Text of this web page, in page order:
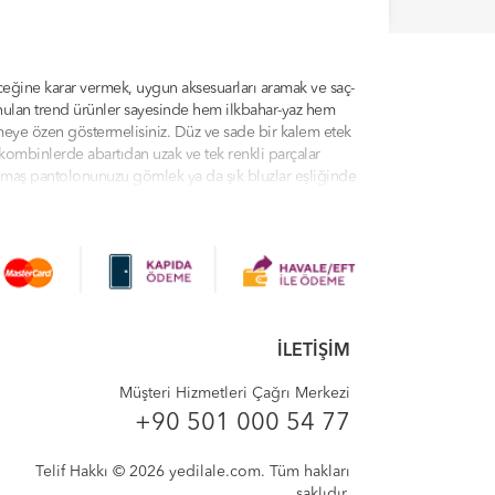
karar vermek, uygun aksesuarları aramak ve saç-
trend ürünler sayesinde hem ilkbahar-yaz hem
özen göstermelisiniz. Düz ve sade bir kalem etek
abartıdan uzak ve tek renkli parçalar
pantolonunuzu gömlek ya da şık bluzlar eşliğinde
kategorilerinde sunulan ürünler arasından
profesyonel müşteri hizmetleri, indirim teklifleri ve
verici kıyafetleri biraz aksesuarla süsleyin! Bütün
deneyiminizi sorunsuz ve eğlenceli bir hale
İLETİŞİM
Müşteri Hizmetleri Çağrı Merkezi
+90 501 000 54 77
Telif Hakkı © 2026 yedilale.com. Tüm hakları